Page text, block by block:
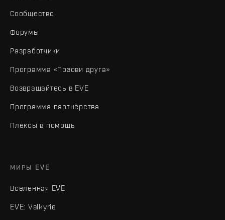
Сообщество
Форумы
Разработчики
Программа «Позови друга»
Возвращайтесь в EVE
Программа партнёрства
Плексы в помощь
МИРЫ EVE
Вселенная EVE
EVE: Valkyrie